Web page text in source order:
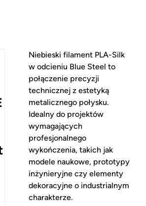
Niebieski filament PLA-Silk
w odcieniu Blue Steel to
połączenie precyzji
technicznej z estetyką
metalicznego połysku.
Idealny do projektów
wymagających
profesjonalnego
wykończenia, takich jak
modele naukowe, prototypy
inżynieryjne czy elementy
dekoracyjne o industrialnym
charakterze.